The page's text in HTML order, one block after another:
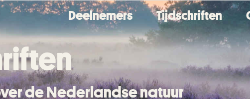
Deelnemers Tijdschriften
de Nederlandse natuur